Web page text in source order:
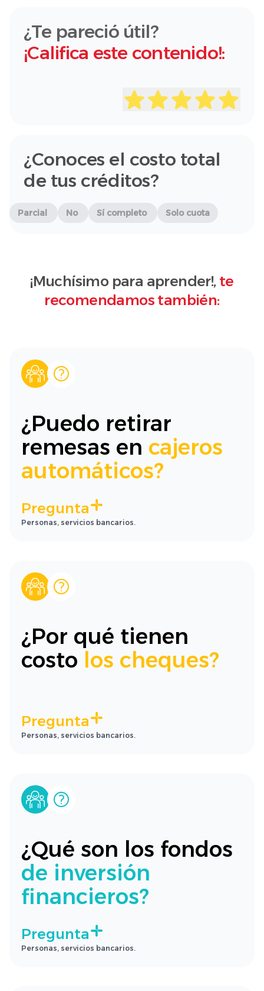
¿Te pareció útil?
¡Califica este contenido!:
¿Conoces el costo total
de tus créditos?
Parcial No Sí completo Solo cuota
¡Muchísimo para aprender!, te
recomendamos también:
¿Puedo retirar
remesas en cajeros
automáticos?
Pregunta
Personas, servicios bancarios.
¿Por qué tienen
costo los cheques?
Pregunta
Personas, servicios bancarios.
¿Qué son los fondos
de inversión
financieros?
Pregunta
Personas, servicios bancarios.